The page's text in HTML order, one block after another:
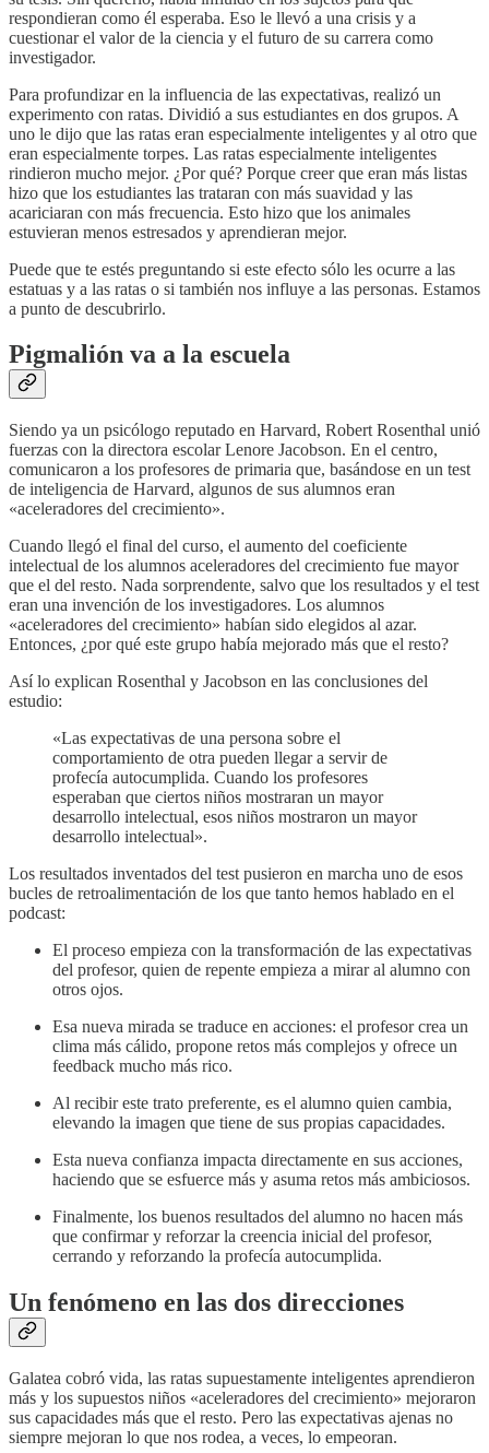
respondieran como él esperaba. Eso le llevó a una crisis y a
cuestionar el valor de la ciencia y el futuro de su carrera como
investigador.
Para profundizar en la influencia de las expectativas, realizó un
experimento con ratas. Dividió a sus estudiantes en dos grupos. A
uno le dijo que las ratas eran especialmente inteligentes y al otro que
eran especialmente torpes. Las ratas especialmente inteligentes
rindieron mucho mejor. ¿Por qué? Porque creer que eran más listas
hizo que los estudiantes las trataran con más suavidad y las
acariciaran con más frecuencia. Esto hizo que los animales
estuvieran menos estresados y aprendieran mejor.
Puede que te estés preguntando si este efecto sólo les ocurre a las
estatuas y a las ratas o si también nos influye a las personas. Estamos
a punto de descubrirlo.
Pigmalión va a la escuela
Siendo ya un psicólogo reputado en Harvard, Robert Rosenthal unió
fuerzas con la directora escolar Lenore Jacobson. En el centro,
comunicaron a los profesores de primaria que, basándose en un test
de inteligencia de Harvard, algunos de sus alumnos eran
«aceleradores del crecimiento».
Cuando llegó el final del curso, el aumento del coeficiente
intelectual de los alumnos aceleradores del crecimiento fue mayor
que el del resto. Nada sorprendente, salvo que los resultados y el test
eran una invención de los investigadores. Los alumnos
«aceleradores del crecimiento» habían sido elegidos al azar.
Entonces, ¿por qué este grupo había mejorado más que el resto?
Así lo explican Rosenthal y Jacobson en las conclusiones del
estudio:
«Las expectativas de una persona sobre el
comportamiento de otra pueden llegar a servir de
profecía autocumplida. Cuando los profesores
esperaban que ciertos niños mostraran un mayor
desarrollo intelectual, esos niños mostraron un mayor
desarrollo intelectual».
Los resultados inventados del test pusieron en marcha uno de esos
bucles de retroalimentación de los que tanto hemos hablado en el
podcast:
El proceso empieza con la transformación de las expectativas
del profesor, quien de repente empieza a mirar al alumno con
otros ojos.
Esa nueva mirada se traduce en acciones: el profesor crea un
clima más cálido, propone retos más complejos y ofrece un
feedback mucho más rico.
Al recibir este trato preferente, es el alumno quien cambia,
elevando la imagen que tiene de sus propias capacidades.
Esta nueva confianza impacta directamente en sus acciones,
haciendo que se esfuerce más y asuma retos más ambiciosos.
Finalmente, los buenos resultados del alumno no hacen más
que confirmar y reforzar la creencia inicial del profesor,
cerrando y reforzando la profecía autocumplida.
Un fenómeno en las dos direcciones
Galatea cobró vida, las ratas supuestamente inteligentes aprendieron
más y los supuestos niños «aceleradores del crecimiento» mejoraron
sus capacidades más que el resto. Pero las expectativas ajenas no
siempre mejoran lo que nos rodea, a veces, lo empeoran.